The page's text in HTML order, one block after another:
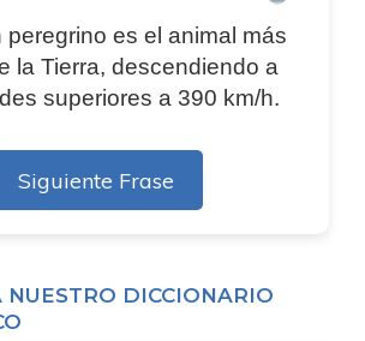
peregrino es el animal más
la Tierra, descendiendo a
superiores a 390 km/h.
Siguiente Frase
NUESTRO DICCIONARIO